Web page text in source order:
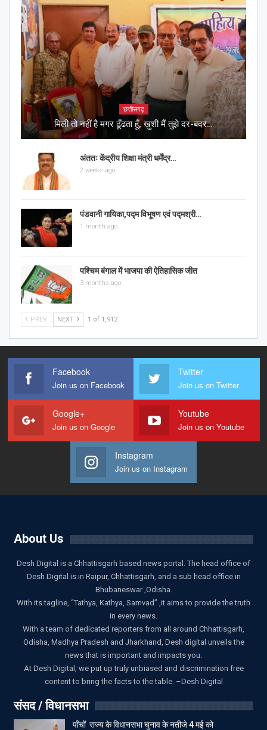
छत्तीसगढ़
मिली तो नहीं है मगर ढूँढता हूँ, ख़ुशी मैं तुझे दर-बदर…
अंततः केंद्रीय शिक्षा मंत्री धर्मेंद्र…
2 weeks ago
पंडवानी गायिका,पद्म विभूषण एवं पद्मश्री…
1 month ago
पश्चिम बंगाल में भाजपा की ऐतिहासिक जीत
3 months ago
PREV NEXT 1 of 1,912
Facebook
Join us on Facebook
Twitter
Join us on Twitter
Google+
Join us on Google
Youtube
Join us on Youtube
Instagram
Join us on Instagram
About Us
Desh Digital is a Chhattisgarh based news portal. The head office of
Desh Digital is in Raipur, Chhattisgarh, and a sub head office in
Bhubaneswar ,Odisha.
With its tagline, “Tathya, Kathya, Samvad” ,it aims to provide the truth
in every news.
With a team of dedicated reporters from all around Chhattisgarh,
Odisha, Madhya Pradesh and Jharkhand, Desh digital unveils the
news that is important and impacts you.
At Desh Digital, we put up truly unbiased and discrimination free
content to bring the facts to the table. –Desh Digital
संसद / विधानसभा
पाँचों राज्य के विधानसभा चुनाव के नतीजे 4 मई को